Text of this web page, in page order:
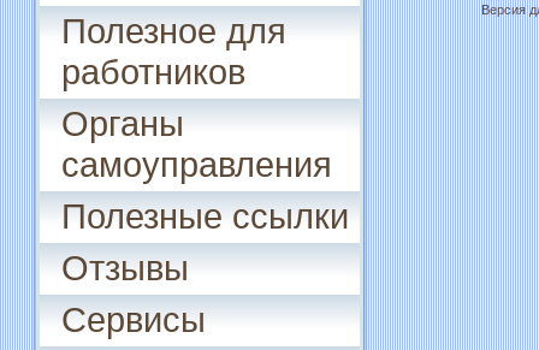
Полезное для
работников
Органы
самоуправления
Полезные ссылки
Отзывы
Сервисы
Версия